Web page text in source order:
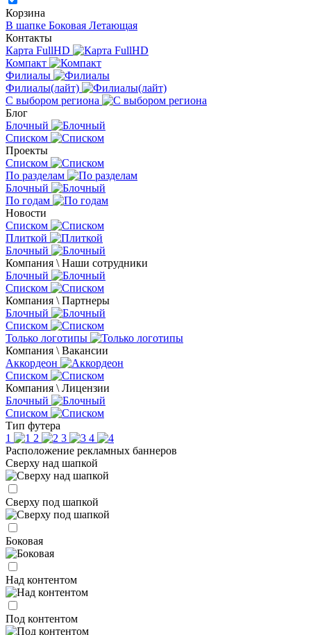
Корзина
В шапке Боковая Летающая
Контакты
Карта FullHD
Компакт
Филиалы
Филиалы(лайт)
С выбором региона
Блог
Блочный
Списком
Проекты
Списком
По разделам
Блочный
По годам
Новости
Списком
Плиткой
Блочный
Компания \ Наши сотрудники
Блочный
Списком
Компания \ Партнеры
Блочный
Списком
Только логотипы
Компания \ Вакансии
Аккордеон
Списком
Компания \ Лицензии
Блочный
Списком
Тип футера
1
2 3
4
Расположение рекламных баннеров
Сверху над шапкой
Сверху под шапкой
Боковая
Над контентом
Под контентом